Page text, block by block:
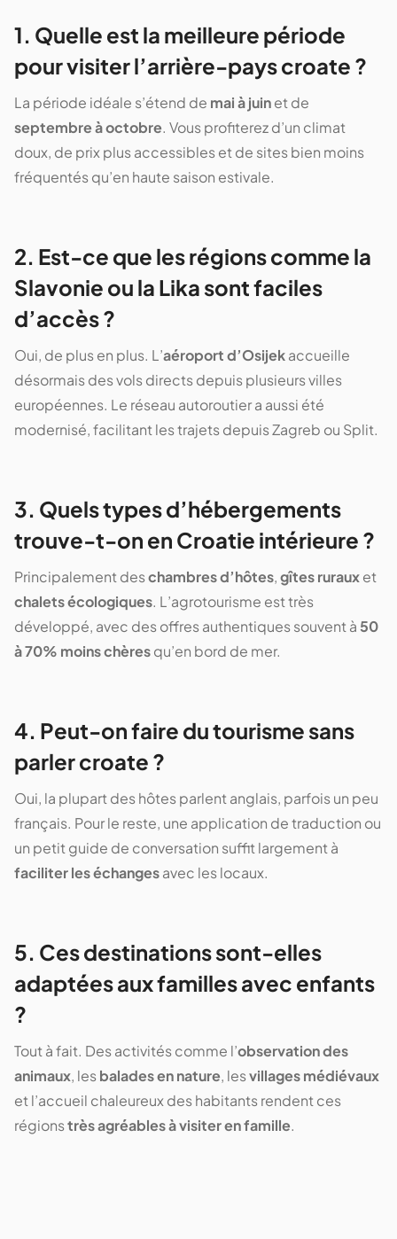
1. Quelle est la meilleure période
pour visiter l’arrière-pays croate ?
La période idéale s’étend de mai à juinet de
septembre à octobre. Vous profiterez d’un climat
doux, de prix plus accessibles et de sites bien moins
fréquentés qu’en haute saison estivale.
2. Est-ce que les régions comme la
Slavonie ou la Lika sont faciles
d’accès ?
Oui, de plus en plus. L’aéroport d’Osijekaccueille
désormais des vols directs depuis plusieurs villes
européennes. Le réseau autoroutier a aussi été
modernisé, facilitant les trajets depuis Zagreb ou Split.
3. Quels types d’hébergements
trouve-t-on en Croatie intérieure ?
Principalement deschambres d’hôtes,gîtes rurauxet
chalets écologiques. L’agrotourisme est très
développé, avec des offres authentiques souvent à50
à 70% moins chèresqu’en bord de mer.
4. Peut-on faire du tourisme sans
parler croate ?
Oui, la plupart des hôtes parlent anglais, parfois un peu
français. Pour le reste, une application de traduction ou
un petit guide de conversation suffit largement à
faciliter les échangesavec les locaux.
5. Ces destinations sont-elles
adaptées aux familles avec enfants
?
Tout à fait. Des activités comme l’observation des
animaux, lesbalades en nature, lesvillages médiévaux
et l’accueil chaleureux des habitants rendent ces
régionstrès agréables à visiter en famille.